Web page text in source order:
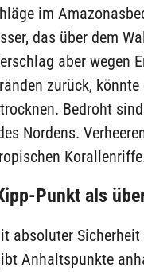
im
das über dem
aber wegen
zurück, könnte
Bedroht
Nordens.
Punkt als
absoluter
Anhaltspunkte